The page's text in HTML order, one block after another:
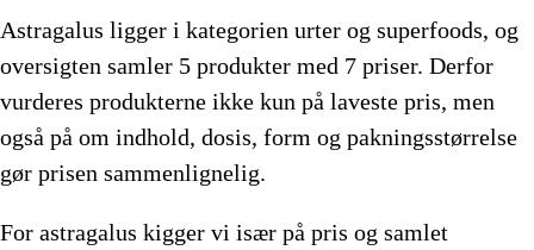
Astragalus ligger i kategorien urter og superfoods, og
oversigten samler 5 produkter med 7 priser. Derfor
vurderes produkterne ikke kun på laveste pris, men
også på om indhold, dosis, form og pakningsstørrelse
gør prisen sammenlignelig.
For astragalus kigger vi især på pris og samlet